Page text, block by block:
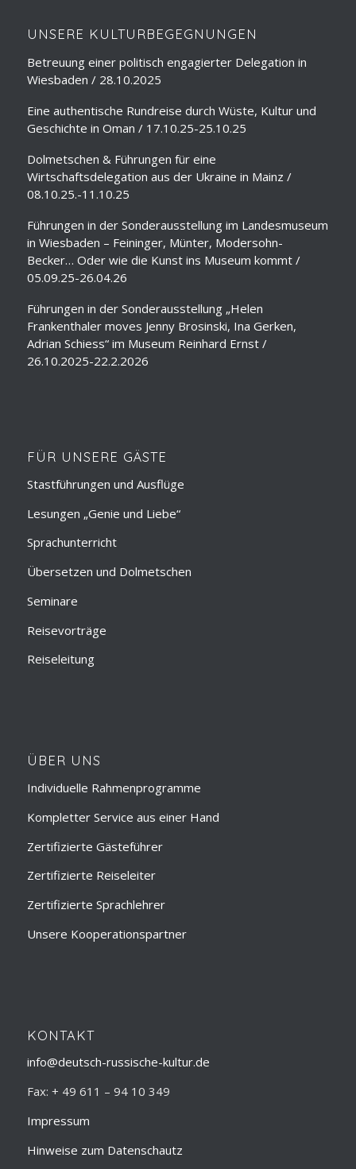
UNSERE KULTURBEGEGNUNGEN
Betreuung einer politisch engagierter Delegation in
Wiesbaden / 28.10.2025
Eine authentische Rundreise durch Wüste, Kultur und
Geschichte in Oman / 17.10.25-25.10.25
Dolmetschen & Führungen für eine
Wirtschaftsdelegation aus der Ukraine in Mainz /
08.10.25.-11.10.25
Führungen in der Sonderausstellung im Landesmuseum
in Wiesbaden – Feininger, Münter, Modersohn-
Becker… Oder wie die Kunst ins Museum kommt /
05.09.25-26.04.26
Führungen in der Sonderausstellung „Helen
Frankenthaler moves Jenny Brosinski, Ina Gerken,
Adrian Schiess“ im Museum Reinhard Ernst /
26.10.2025-22.2.2026
FÜR UNSERE GÄSTE
Stastführungen und Ausflüge
Lesungen „Genie und Liebe“
Sprachunterricht
Übersetzen und Dolmetschen
Seminare
Reisevorträge
Reiseleitung
ÜBER UNS
Individuelle Rahmenprogramme
Kompletter Service aus einer Hand
Zertifizierte Gästeführer
Zertifizierte Reiseleiter
Zertifizierte Sprachlehrer
Unsere Kooperationspartner
KONTAKT
info@deutsch-russische-kultur.de
Fax: + 49 611 – 94 10 349
Impressum
Hinweise zum Datenschautz